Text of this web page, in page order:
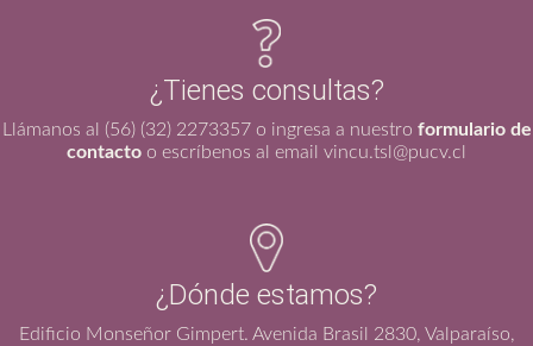
¿Tienes consultas?
Llámanos al (56) (32) 2273357 o ingresa a nuestro formulario de
contacto o escríbenos al email vincu.tsl@pucv.cl
¿Dónde estamos?
Edificio Monseñor Gimpert. Avenida Brasil 2830, Valparaíso,